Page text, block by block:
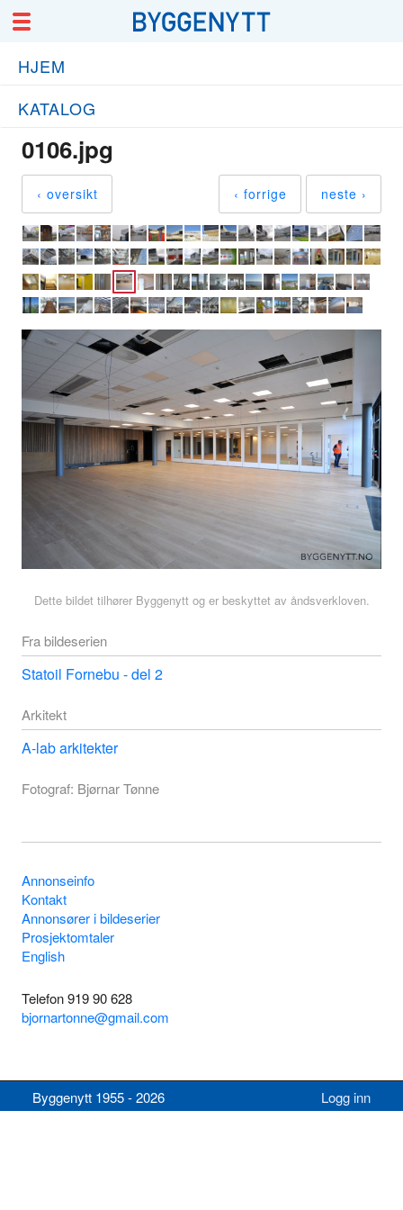
HJEM
KATALOG
0106.jpg
‹ oversikt ‹ forrige neste ›
Dette bildet tilhører Byggenytt og er beskyttet av åndsverkloven.
Fra bildeserien
Statoil Fornebu - del 2
Arkitekt
A-lab arkitekter
Fotograf: Bjørnar Tønne
Annonseinfo
Kontakt
Annonsører i bildeserier
Prosjektomtaler
English
Telefon 919 90 628
bjornartonne@gmail.com
Logg inn
Byggenytt 1955 - 2026